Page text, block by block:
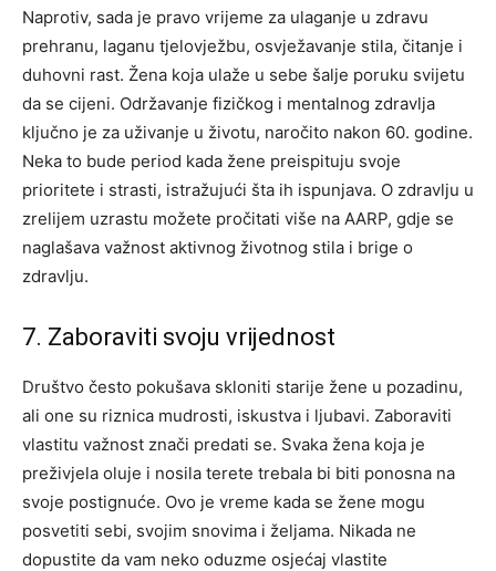
Naprotiv, sada je pravo vrijeme za ulaganje u zdravu
prehranu, laganu tjelovježbu, osvježavanje stila, čitanje i
duhovni rast. Žena koja ulaže u sebe šalje poruku svijetu
da se cijeni. Održavanje fizičkog i mentalnog zdravlja
ključno je za uživanje u životu, naročito nakon 60. godine.
Neka to bude period kada žene preispituju svoje
prioritete i strasti, istražujući šta ih ispunjava. O zdravlju u
zrelijem uzrastu možete pročitati više na AARP, gdje se
naglašava važnost aktivnog životnog stila i brige o
zdravlju.
7. Zaboraviti svoju vrijednost
Društvo često pokušava skloniti starije žene u pozadinu,
ali one su riznica mudrosti, iskustva i ljubavi. Zaboraviti
vlastitu važnost znači predati se. Svaka žena koja je
preživjela oluje i nosila terete trebala bi biti ponosna na
svoje postignuće. Ovo je vreme kada se žene mogu
posvetiti sebi, svojim snovima i željama. Nikada ne
dopustite da vam neko oduzme osjećaj vlastite